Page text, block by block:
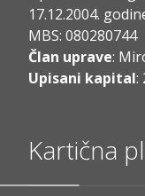
17.12.2004.
MBS: 080280744
Član uprave:
Upisani kapital:
Kartična